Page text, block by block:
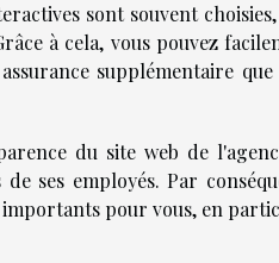
sont souvent
à cela, vous pouvez
supplémentaire
du site web de
ses employés. Par
pour vous, en